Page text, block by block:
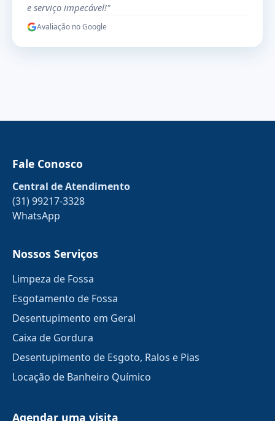
e serviço impecável!"
Avaliação no Google
Fale Conosco
Central de Atendimento
(31) 99217-3328
WhatsApp
Nossos Serviços
Limpeza de Fossa
Esgotamento de Fossa
Desentupimento em Geral
Caixa de Gordura
Desentupimento de Esgoto, Ralos e Pias
Locação de Banheiro Químico
Agendar uma visita